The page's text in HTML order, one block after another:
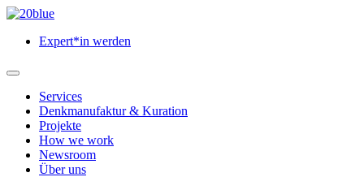
Zum
springenExpert*in werden
Hauptmenü
öffnenServices
Denkmanufaktur & Kuration
Projekte
How we work
Newsroom
Über uns